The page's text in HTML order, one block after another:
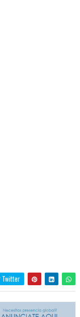
Twitter